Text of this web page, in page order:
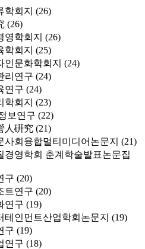
학회지 (26)
(26)
영학회지 (26)
학회지 (25)
인문화학회지 (24)
리연구 (24)
연구 (24)
학회지 (23)
보연구 (22)
人硏究 (21)
사회융합멀티미디어논문지 (21)
경영학회 춘계학술발표논문집
구 (20)
트연구 (20)
연구 (19)
테인먼트산업학회논문지 (19)
구 (19)
연구 (18)